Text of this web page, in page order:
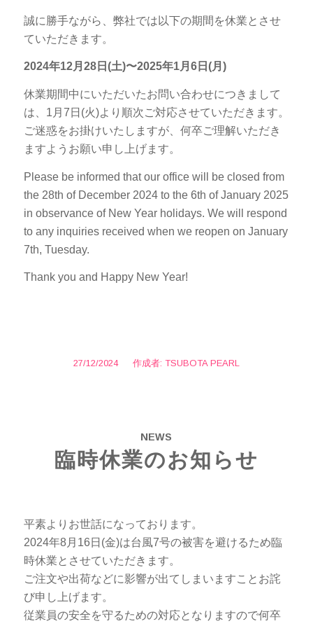
誠に勝手ながら、弊社では以下の期間を休業とさせ
ていただきます。
2024年12月28日(土)〜2025年1月6日(月)
休業期間中にいただいたお問い合わせにつきまして
は、1月7日(火)より順次ご対応させていただきます。
ご迷惑をお掛けいたしますが、何卒ご理解いただき
ますようお願い申し上げます。
Please be informed that our office will be closed from
the 28th of December 2024 to the 6th of January 2025
in observance of New Year holidays. We will respond
to any inquiries received when we reopen on January
7th, Tuesday.
Thank you and Happy New Year!
27/12/2024
/ 作成者: TSUBOTA PEARL
NEWS
臨時休業のお知らせ
平素よりお世話になっております。
2024年8月16日(金)は台風7号の被害を避けるため臨
時休業とさせていただきます。
ご注文や出荷などに影響が出てしまいますことお詫
び申し上げます。
従業員の安全を守るための対応となりますので何卒